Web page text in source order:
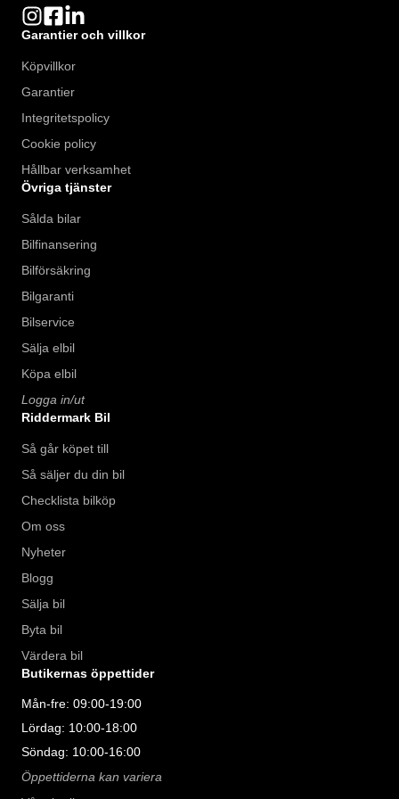
Garantier och villkor
Köpvillkor
Garantier
Integritetspolicy
Cookie policy
Hållbar verksamhet
Övriga tjänster
Sålda bilar
Bilfinansering
Bilförsäkring
Bilgaranti
Bilservice
Sälja elbil
Köpa elbil
Logga in/ut
Riddermark Bil
Så går köpet till
Så säljer du din bil
Checklista bilköp
Om oss
Nyheter
Blogg
Sälja bil
Byta bil
Värdera bil
Butikernas öppettider
Mån-fre: 09:00-19:00
Lördag: 10:00-18:00
Söndag: 10:00-16:00
Öppettiderna kan variera